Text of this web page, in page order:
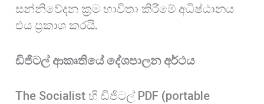
සන්නිවේදන ක්‍රම භාවිතා කිරීමේ අධිෂ්ඨානය
එය ප්‍රකාශ කරයි.
ඩිජිටල් ආකෘතියේ දේශපාලන අර්ථය
The Socialist හි ඩිජිටල් PDF (portable